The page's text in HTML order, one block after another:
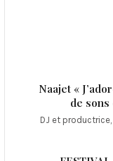
Naajet «
de sons
DJ et